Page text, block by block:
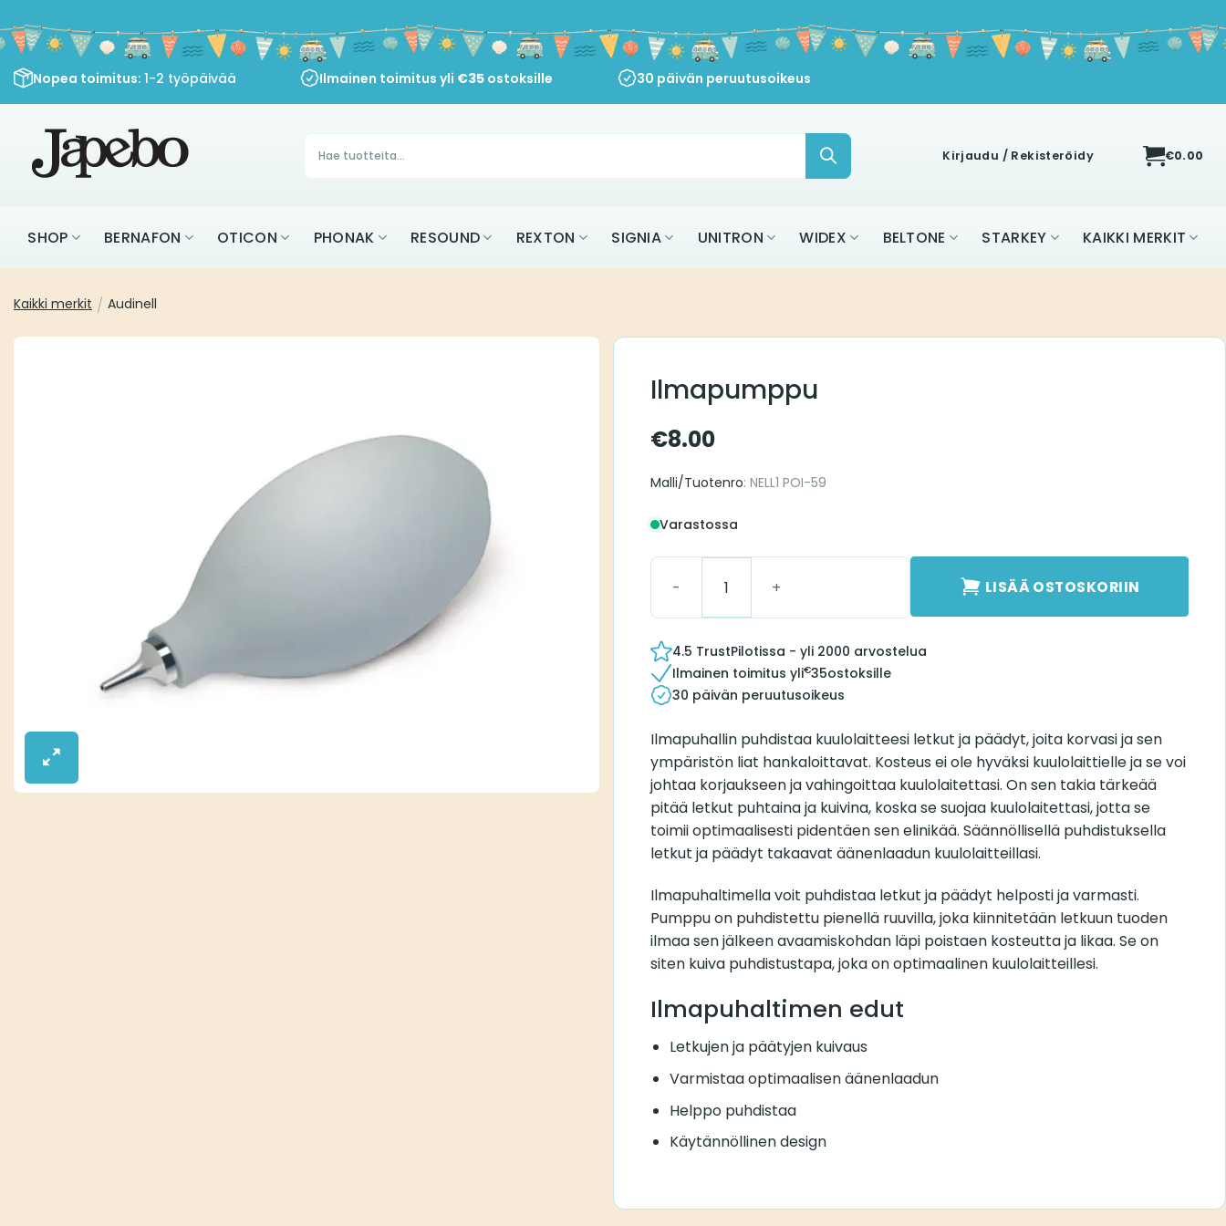
sisältöön
Nopea toimitus: 1-2 työpäivää Ilmainen toimitus yli €35 ostoksille 30 päivän peruutusoikeus
Products
search Kirjaudu / Rekisteröidy €0.00
SHOP BERNAFON OTICON PHONAK RESOUND REXTON SIGNIA UNITRON WIDEX BELTONE STARKEY KAIKKI MERKIT
Kaikki merkit / Audinell
Ilmapumppu
€8.00
Malli/Tuotenro: NELL1 POI-59
Varastossa
LISÄÄ OSTOSKORIIN
4.5 TrustPilotissa - yli 2000 arvostelua
Ilmainen toimitus yli€35ostoksille
30 päivän peruutusoikeus
Ilmapuhallin puhdistaa kuulolaitteesi letkut ja päädyt, joita korvasi ja sen
ympäristön liat hankaloittavat. Kosteus ei ole hyväksi kuulolaittielle ja se voi
johtaa korjaukseen ja vahingoittaa kuulolaitettasi. On sen takia tärkeää
pitää letkut puhtaina ja kuivina, koska se suojaa kuulolaitettasi, jotta se
toimii optimaalisesti pidentäen sen elinikää. Säännöllisellä puhdistuksella
letkut ja päädyt takaavat äänenlaadun kuulolaitteillasi.
Ilmapuhaltimella voit puhdistaa letkut ja päädyt helposti ja varmasti.
Pumppu on puhdistettu pienellä ruuvilla, joka kiinnitetään letkuun tuoden
ilmaa sen jälkeen avaamiskohdan läpi poistaen kosteutta ja likaa. Se on
siten kuiva puhdistustapa, joka on optimaalinen kuulolaitteillesi.
Ilmapuhaltimen edut
Letkujen ja päätyjen kuivaus
Varmistaa optimaalisen äänenlaadun
Helppo puhdistaa
Käytännöllinen design